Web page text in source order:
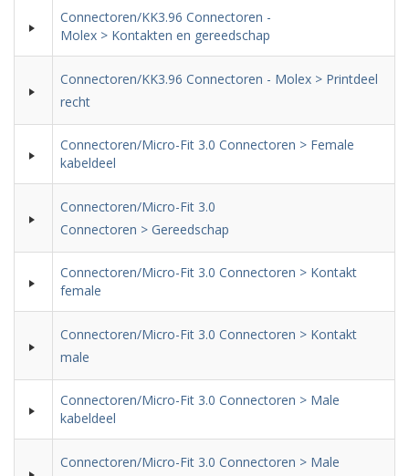
Connectoren/KK3.96 Connectoren -
Molex > Kontakten en gereedschap
Connectoren/KK3.96 Connectoren - Molex > Printdeel
recht
Connectoren/Micro-Fit 3.0 Connectoren > Female
kabeldeel
Connectoren/Micro-Fit 3.0
Connectoren > Gereedschap
Connectoren/Micro-Fit 3.0 Connectoren > Kontakt
female
Connectoren/Micro-Fit 3.0 Connectoren > Kontakt
male
Connectoren/Micro-Fit 3.0 Connectoren > Male
kabeldeel
Connectoren/Micro-Fit 3.0 Connectoren > Male